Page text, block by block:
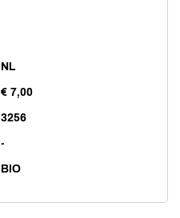
NL
€ 7,00
3256
-
BIO